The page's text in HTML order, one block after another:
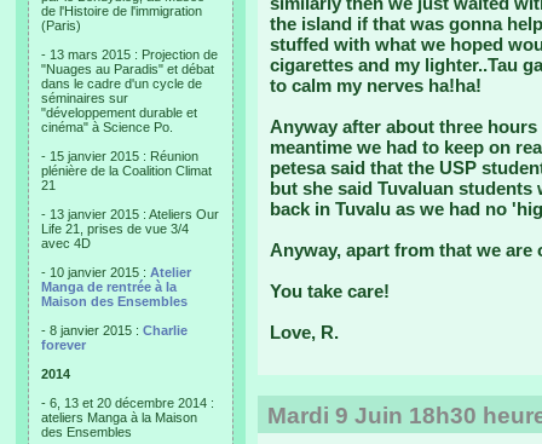
de l'Histoire de l'immigration
(Paris)
- 13 mars 2015 : Projection de
"Nuages au Paradis" et débat
dans le cadre d'un cycle de
séminaires sur
"développement durable et
cinéma" à Science Po.
- 15 janvier 2015 : Réunion
plénière de la Coalition Climat
21
- 13 janvier 2015 : Ateliers Our
Life 21, prises de vue 3/4
avec 4D
- 10 janvier 2015 : Atelier
Manga de rentrée à la
Maison des Ensembles
- 8 janvier 2015 : Charlie
forever
2014
- 6, 13 et 20 décembre 2014 :
ateliers Manga à la Maison
des Ensembles
the island if that was gonna
stuffed with what we hoped
cigarettes and my lighter..Tau
to calm my nerves ha!ha!
Anyway after about three
meantime we had to keep on
petesa said that the USP
but she said Tuvaluan
back in Tuvalu as we had no
Anyway, apart from that we are
You take care!
Love, R.
Mardi 9 Juin 18h30